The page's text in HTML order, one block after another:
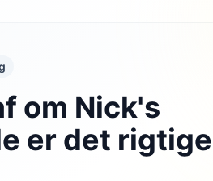
om Nick's
er det rigtige